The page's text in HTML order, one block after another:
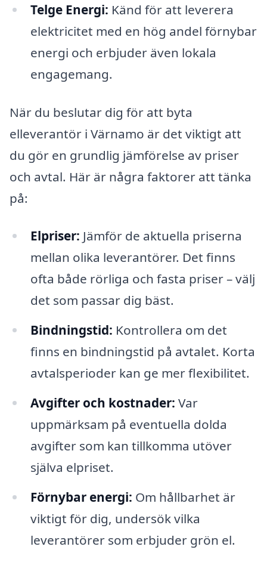
Telge Energi: Känd för att leverera
elektricitet med en hög andel förnybar
energi och erbjuder även lokala
engagemang.
När du beslutar dig för att byta
elleverantör i Värnamo är det viktigt att
du gör en grundlig jämförelse av priser
och avtal. Här är några faktorer att tänka
på:
Elpriser: Jämför de aktuella priserna
mellan olika leverantörer. Det finns
ofta både rörliga och fasta priser – välj
det som passar dig bäst.
Bindningstid: Kontrollera om det
finns en bindningstid på avtalet. Korta
avtalsperioder kan ge mer flexibilitet.
Avgifter och kostnader: Var
uppmärksam på eventuella dolda
avgifter som kan tillkomma utöver
själva elpriset.
Förnybar energi: Om hållbarhet är
viktigt för dig, undersök vilka
leverantörer som erbjuder grön el.